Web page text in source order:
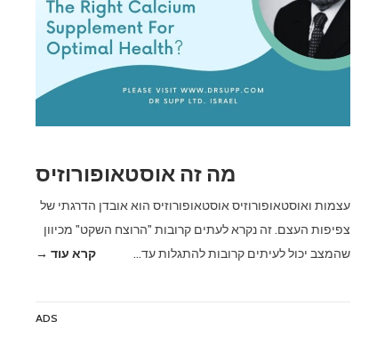
מה זה אוסטאופורוזיס
עצמות ואוסטאופורוזיס אוסטאופורוזיס הוא אובדן הדרגתי של
צפיפות העצם. זה נקרא לעתים קרובות "הרוצח השקט" מכיוון
שהמצב יכול לעיתים קרובות להתגלות עד…
קרא עוד →
ADS